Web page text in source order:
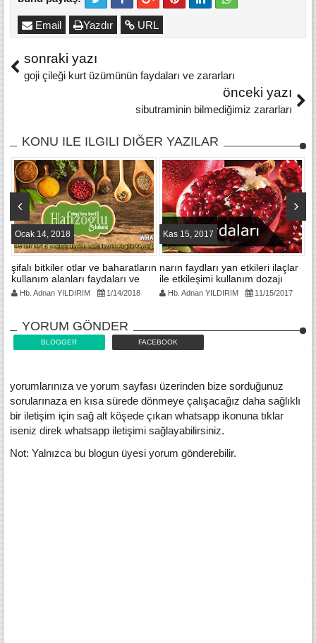
URL
Yazdır
Email
sonraki yazı
goji çileği kurt üzümünün faydaları ve zararları
önceki yazı
sibutraminin bilmediğimiz zararları
KONU ILE ILGILI DIĞER YAZILAR
Ocak 14, 2018
şifalı bitkiler otlar ve baharatların
kullanım alanları faydaları ve
yan etkileri
Hb. Adnan YILDIRIM 1/14/2018
Kas 15, 2017
narın faydları yan etkileri ilaçlar
ile etkileşimi kullanım dozajı
Hb. Adnan YILDIRIM 11/15/2017
YORUM GÖNDER
BLOGGER FACEBOOK
yorumlarınıza ve yorum sayfası üzerinden bize sorduğunuz
sorularınaza en kısa sürede dönmeye çalışacağız daha sağlıklı
bir iletişim için sağ alt köşede çıkan whatsapp ikonuna tıklar
iseniz direk whatsapp iletişimi sağlayabilirsiniz.
Not: Yalnızca bu blogun üyesi yorum gönderebilir.